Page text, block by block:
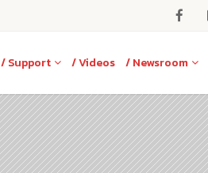
/ Support / Videos / Newsroom